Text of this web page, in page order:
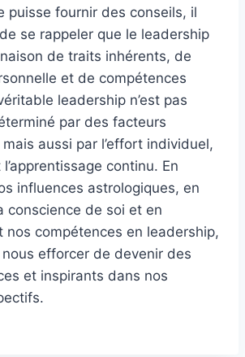
puisse fournir des conseils, il
se rappeler que le leadership
de traits inhérents, de
et de compétences
leadership n’est pas
par des facteurs
aussi par l’effort individuel,
l’apprentissage continu. En
influences astrologiques, en
conscience de soi et en
nos compétences en leadership,
efforcer de devenir des
et inspirants dans nos